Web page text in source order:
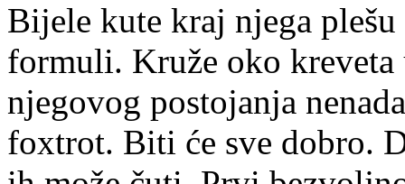
Bijele kute kraj njega
formuli. Kruže oko
njegovog postojanja
foxtrot. Biti će sve dobro.